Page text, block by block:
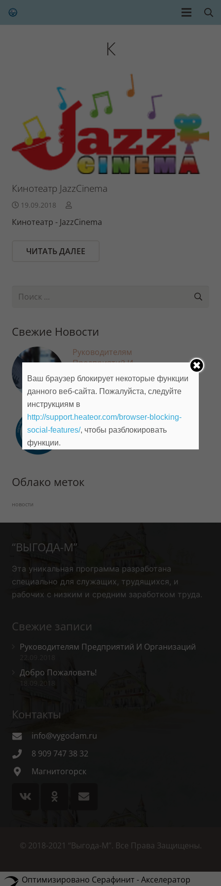
К
Кинотеатр JazzCinema
19.09.2018
Кинотеатр - JazzCinema
ЧИТАТЬ ДАЛЕЕ
Свежие Новости
Руководителям
Предприятий И
Организаций
22.09.2018
Добро Пожаловать!
Облако меток
новости
“ВЫГОДА-М”
Эта уникальная программа разработана
специально для служащих, трудящихся, и
рабочих с низким и средним заработком труда.
Свежие записи
Руководителям Предприятий И Организаций
Добро Пожаловать!
18.09.2018
Контакты
info@vygodam.ru
8 909 747 38 32
Магнитогорск
© 2018-2021 “Выгода-М”. Все Права Защищены.
Оптимизировано Серафинит - Акселератор
Ваш браузер блокирует некоторые функции
данного веб-сайта. Пожалуйста, следуйте
инструкциям в
http://support.heateor.com/browser-blocking-
social-features/, чтобы разблокировать
функции.